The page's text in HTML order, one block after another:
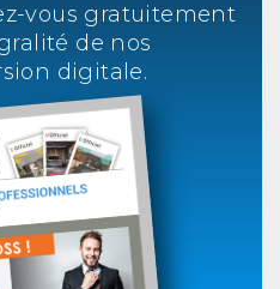
vous gratuitement
de nos
digitale.